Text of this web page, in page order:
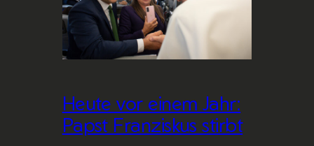
Heute vor einem Jahr:
Papst Franziskus stirbt